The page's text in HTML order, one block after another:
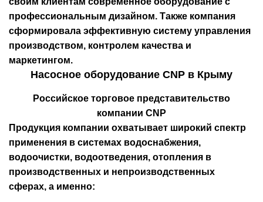
профессиональным дизайном. Также компания
сформировала эффективную систему управления
производством, контролем качества и
маркетингом.
Насосное оборудование CNP в Крыму
Российское торговое представительство
компании CNP
Продукция компании охватывает широкий спектр
применения в системах водоснабжения,
водоочистки, водоотведения, отопления в
производственных и непроизводственных
сферах, а именно: